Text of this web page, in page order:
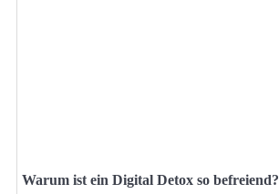
Warum ist ein Digital Detox so befreiend?